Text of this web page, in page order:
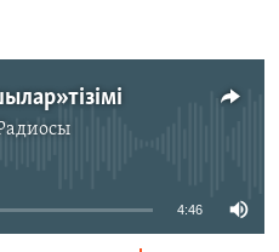
тізімі
currently available
4:46